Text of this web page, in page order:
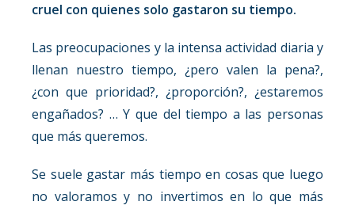
cruel con quienes solo gastaron su tiempo.
Las preocupaciones y la intensa actividad diaria y
llenan nuestro tiempo, ¿pero valen la pena?,
¿con que prioridad?, ¿proporción?, ¿estaremos
engañados? … Y que del tiempo a las personas
que más queremos.
Se suele gastar más tiempo en cosas que luego
no valoramos y no invertimos en lo que más